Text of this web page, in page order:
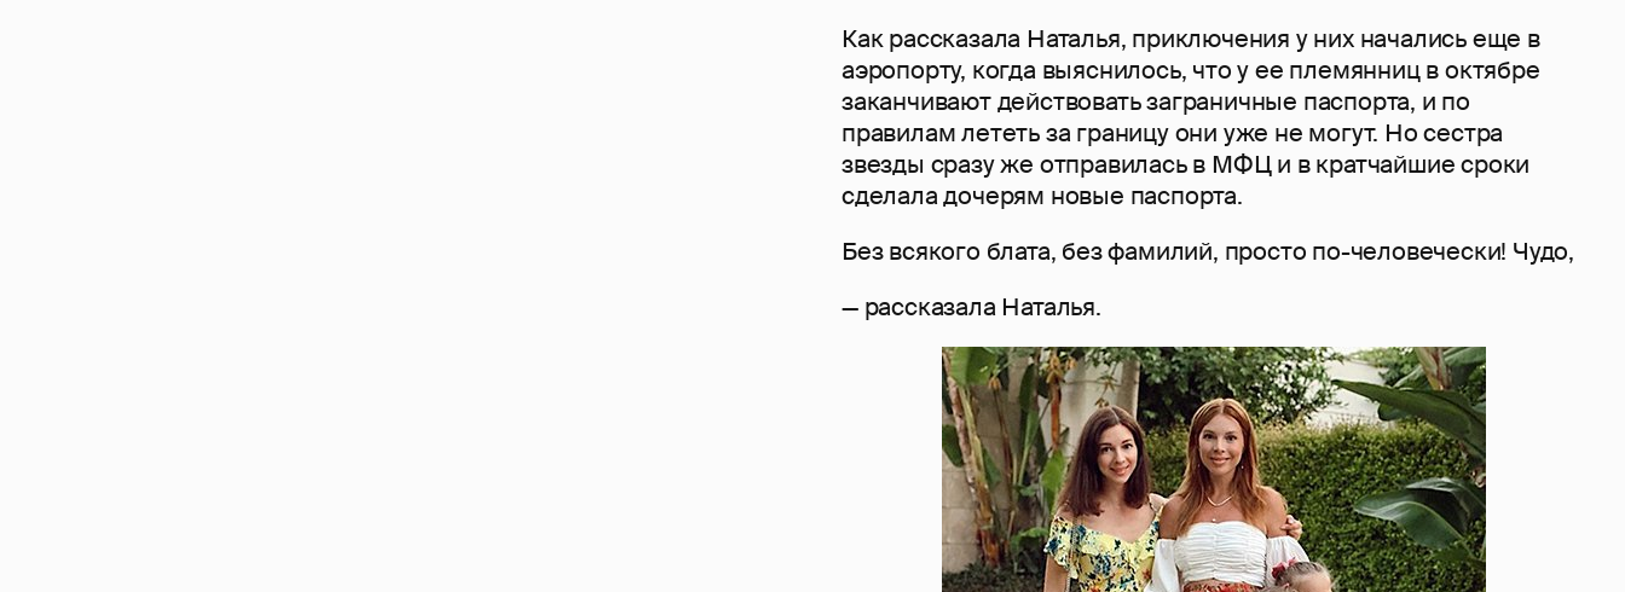
Как рассказала Наталья, приключения у них начались еще в
аэропорту, когда выяснилось, что у ее племянниц в октябре
заканчивают действовать заграничные паспорта, и по
правилам лететь за границу они уже не могут. Но сестра
звезды сразу же отправилась в МФЦ и в кратчайшие сроки
сделала дочерям новые паспорта.
Без всякого блата, без фамилий, просто по-человечески! Чудо,
— рассказала Наталья.